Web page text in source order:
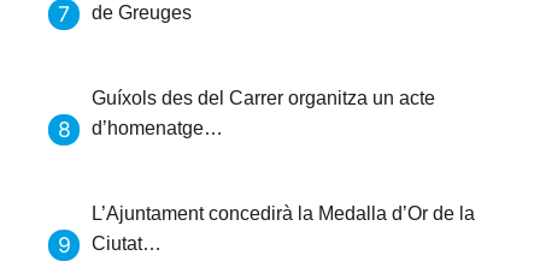
de Greuges
Guíxols des del Carrer organitza un acte
d’homenatge…
L’Ajuntament concedirà la Medalla d’Or de la
Ciutat…